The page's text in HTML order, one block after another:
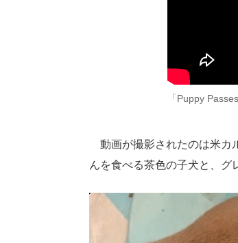
「Puppy
動画が撮影されたのは米カ
んを食べる茶色の子犬と、グ